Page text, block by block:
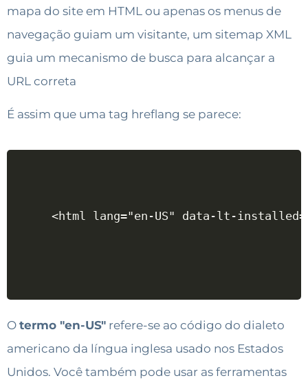
mapa do site em HTML ou apenas os menus de
navegação guiam um visitante, um sitemap XML
guia um mecanismo de busca para alcançar a
URL correta
É assim que uma tag hreflang se parece:
<html lang="en-US" data-lt-
O termo "en-US" refere-se ao código do dialeto
americano da língua inglesa usado nos Estados
Unidos. Você também pode usar as ferramentas